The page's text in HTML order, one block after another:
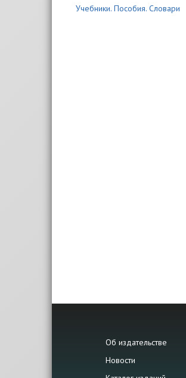
Учебники. Пособия. Словари
Об издательстве
Новости